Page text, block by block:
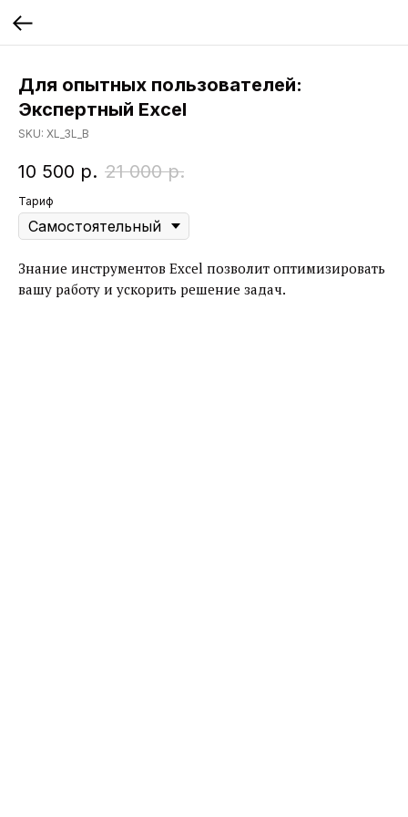
Для опытных пользователей:
Экспертный Excel
SKU: XL_3L_B
10 500 р. 21 000 р.
Тариф
Знание инструментов Excel позволит оптимизировать
вашу работу и ускорить решение задач.